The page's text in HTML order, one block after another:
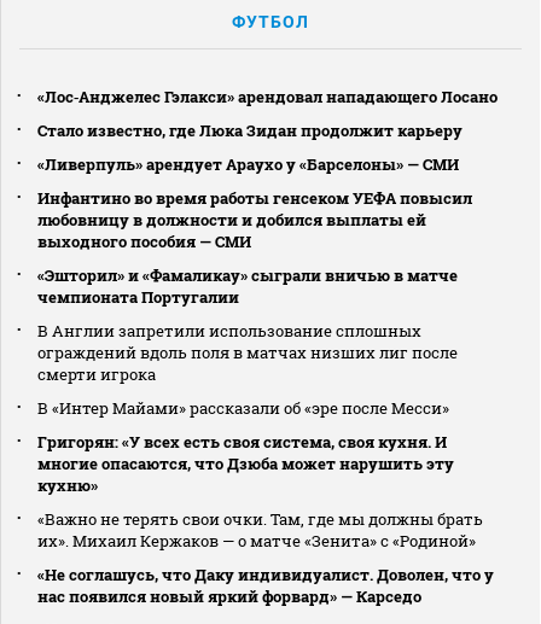
ФУТБОЛ
«Лос‑Анджелес Гэлакси» арендовал нападающего Лосано
Стало известно, где Люка Зидан продолжит карьеру
«Ливерпуль» арендует Араухо у «Барселоны» — СМИ
Инфантино во время работы генсеком УЕФА повысил
любовницу в должности и добился выплаты ей
выходного пособия — СМИ
«Эшторил» и «Фамаликау» сыграли вничью в матче
чемпионата Португалии
В Англии запретили использование сплошных
ограждений вдоль поля в матчах низших лиг после
смерти игрока
В «Интер Майами» рассказали об «эре после Месси»
Григорян: «У всех есть своя система, своя кухня. И
многие опасаются, что Дзюба может нарушить эту
кухню»
«Важно не терять свои очки. Там, где мы должны брать
их». Михаил Кержаков — о матче «Зенита» с «Родиной»
«Не соглашусь, что Даку индивидуалист. Доволен, что у
нас появился новый яркий форвард» — Карседо